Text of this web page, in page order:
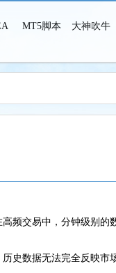
MT5脚本 大神吹牛
频交易中，分钟级别的
史数据无法完全反映市